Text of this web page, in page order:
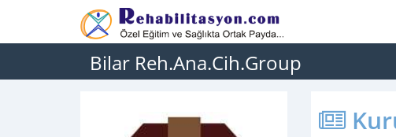
Bilar Reh.Ana.Cih.Group